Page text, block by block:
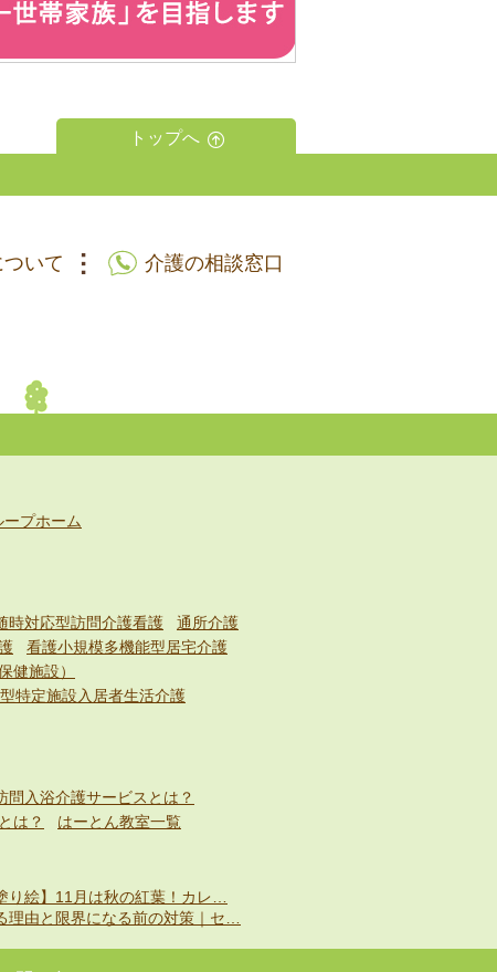
トップへ
いて 介護の相談窓口
ープホーム
時対応型訪問介護看護
通所介護
看護小規模多機能型居宅介護
健施設）
特定施設入居者生活介護
問入浴介護サービスとは？
は？ はーとん教室一覧
り絵】11月は秋の紅葉！カレ…
理由と限界になる前の対策｜セ…